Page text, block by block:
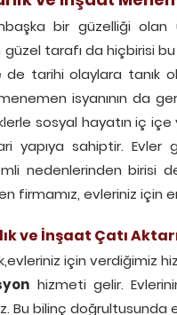
bir güzelliği olan
güzel tarafı da hiçbirisi
tarihi olaylara tanık
isyanının da
sosyal hayatın iç
yapıya sahiptir. Evler
nedenlerinden birisi
firmamız, evleriniz için
ve İnşaat Çatı
için verdiğimiz
hizmeti gelir.
Bu bilinç doğrultusunda